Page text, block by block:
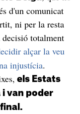
d'un comunicat
ni per la resta
totalment
alçar la veu
injustícia.
els Estats
i van poder